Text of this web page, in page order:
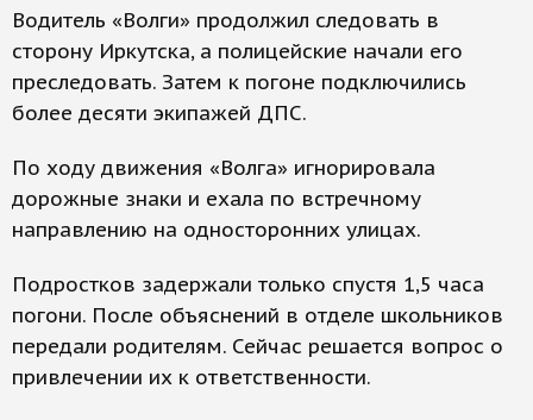
Водитель «Волги» продолжил следовать в
сторону Иркутска, а полицейские начали его
преследовать. Затем к погоне подключились
более десяти экипажей ДПС.
По ходу движения «Волга» игнорировала
дорожные знаки и ехала по встречному
направлению на односторонних улицах.
Подростков задержали только спустя 1,5 часа
погони. После объяснений в отделе школьников
передали родителям. Сейчас решается вопрос о
привлечении их к ответственности.